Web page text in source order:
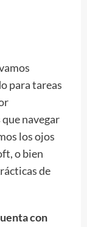
para tareas
que navegar
los ojos
o bien
de
con